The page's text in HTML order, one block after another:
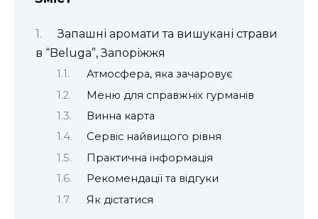
Запашні аромати та вишукані страви
в “Beluga”, Запоріжжя
Атмосфера, яка зачаровує
Меню для справжніх гурманів
Винна карта
Сервіс найвищого рівня
Практична інформація
Рекомендації та відгуки
Як дістатися